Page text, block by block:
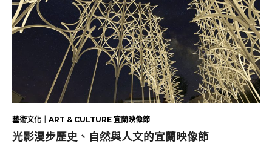
藝術文化｜ART & CULTURE 宜蘭映像節
光影漫步歷史、自然與人文的宜蘭映像節